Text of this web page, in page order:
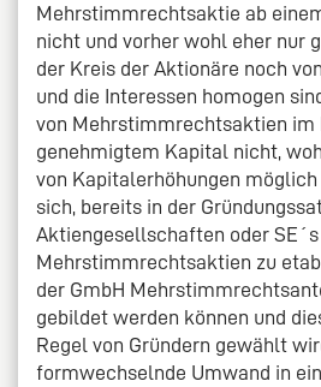
Mehrstimmrechtsaktie ab
nicht und vorher wohl eher nur
der Kreis der Aktionäre noch
und die Interessen homogen
von Mehrstimmrechtsaktien im
genehmigtem Kapital nicht,
von Kapitalerhöhungen
sich, bereits in der
Aktiengesellschaften oder SE´s
Mehrstimmrechtsaktien zu
der GmbH
gebildet werden können und
Regel von Gründern gewählt
formwechselnde Umwand in